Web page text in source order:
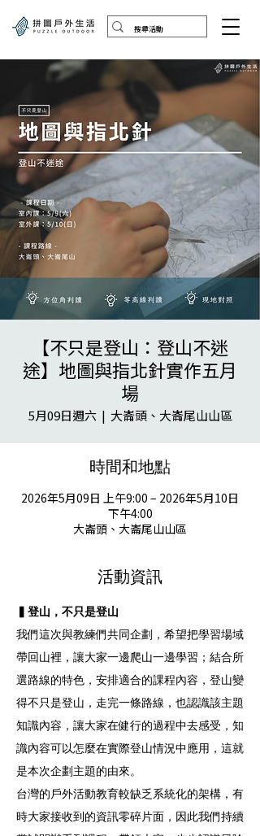
【不只是登山：登山不迷
途】地圖與指北針實作五月
場
5月09日週六
  |
大崙頭、大崙尾山山區
時間和地點
2026年5月09日 上午9:00 – 2026年5月10日
下午4:00
大崙頭、大崙尾山山區
活動資訊
▍登山，不只是登山
我們這次與教練們共同企劃，希望把學習場域
帶回山裡，讓大家一邊爬山一邊學習；結合所
選路線的特色，安排適合的課程內容，登山變
得不只是登山，走完一條路線，也認識該主題
知識內容，讓大家在健行的過程中去感受，知
識內容可以怎麼在實際登山情況中應用，這就
是本次企劃主題的由來。
台灣的戶外活動教育較缺乏系統化的架構，有
時大家接收到的資訊零碎片面，因此我們持續